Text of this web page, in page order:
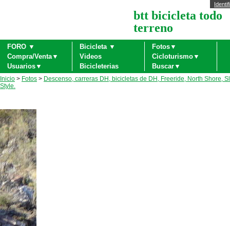
btt bicicleta todo
terreno
FORO ▼ Bicicleta ▼
Fotos▼
Compra/Venta▼
Videos
Cicloturismo▼
Usuarios▼
Bicicleterias Buscar▼
Inicio > Fotos > Descenso, carreras DH, bicicletas de DH, Freeride, North Shore,
Style.